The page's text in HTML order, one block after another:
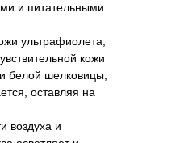
и питательными
ультрафиолета,
кожи
белой шелковицы,
оставляя на
воздуха и